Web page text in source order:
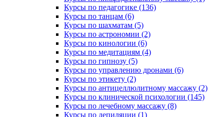
Курсы по педагогике (136)
Курсы по танцам (6)
Курсы по шахматам (5)
Курсы по астрономии (2)
Курсы по кинологии (6)
Курсы по медитациям (4)
Курсы по гипнозу (5)
Курсы по управлению дронами (6)
Курсы по этикету (2)
Курсы по антицеллюлитному массажу (2)
Курсы по клинической психологии (145)
Курсы по лечебному массажу (8)
Курсы по депиляции (1)